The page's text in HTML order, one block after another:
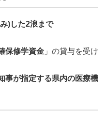
)した2浪まで
保修学資金 」の貸与を受け
事が指定する県内の医療機